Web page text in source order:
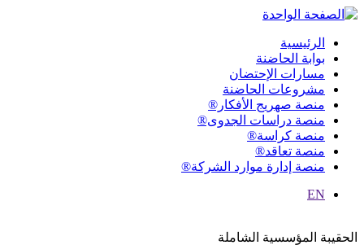
الرئيسية
بوابة الحاضنة
مسارات الإحتضان
مشروعات الحاضنة
منصة صهريج الأفكار®
منصة دراسات الجدوى®
منصة كراسة®
منصة تعاقد®
منصة إدارة موارد الشركة®
EN
الحقيبة المؤسسية الشاملة